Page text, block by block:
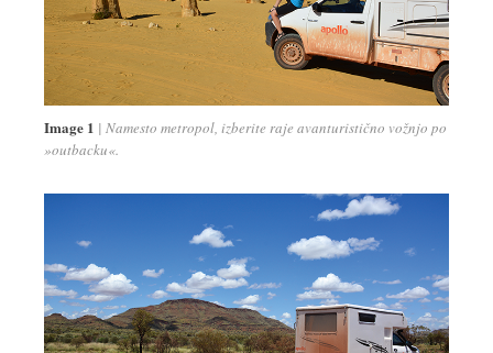
Image 1
Namesto metropol, izberite raje avanturistično vožnjo po
»outbacku«.